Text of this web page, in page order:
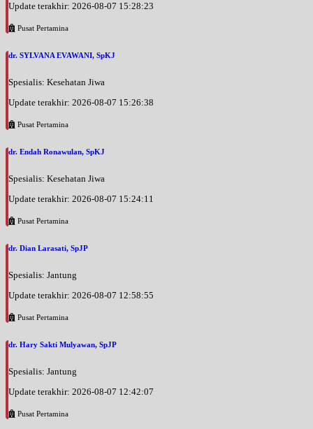
Sabtu, 05/09/2026
Jam 18:00 - 20:00
Update terakhir: 2026-08-07 15:28:23
Pusat Pertamina
dr. SYLVANA EVAWANI, SpKJ
Spesialis: Kesehatan Jiwa
Update terakhir: 2026-08-07 15:26:38
Pusat Pertamina
dr. Endah Ronawulan, SpKJ
Spesialis: Kesehatan Jiwa
Update terakhir: 2026-08-07 15:24:11
Pusat Pertamina
dr. Dian Larasati, SpJP
Spesialis: Jantung
Update terakhir: 2026-08-07 12:58:55
Pusat Pertamina
dr. Hary Sakti Mulyawan, SpJP
Spesialis: Jantung
Update terakhir: 2026-08-07 12:42:07
Pusat Pertamina